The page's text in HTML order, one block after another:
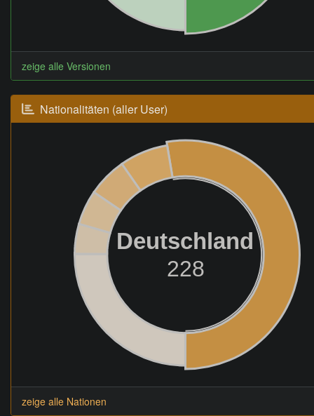
zeige alle Versionen
Nationalitäten (aller User)
Deutschland
228
zeige alle Nationen